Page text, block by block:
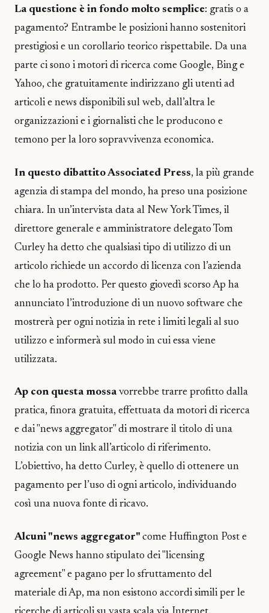
La questione è in fondo molto semplice: gratis o a
pagamento? Entrambe le posizioni hanno sostenitori
prestigiosi e un corollario teorico rispettabile. Da una
parte ci sono i motori di ricerca come Google, Bing e
Yahoo, che gratuitamente indirizzano gli utenti ad
articoli e news disponibili sul web, dall’altra le
organizzazioni e i giornalisti che le producono e
temono per la loro sopravvivenza economica.
In questo dibattito Associated Press, la più grande
agenzia di stampa del mondo, ha preso una posizione
chiara. In un’intervista data al New York Times, il
direttore generale e amministratore delegato Tom
Curley ha detto che qualsiasi tipo di utilizzo di un
articolo richiede un accordo di licenza con l’azienda
che lo ha prodotto. Per questo giovedì scorso Ap ha
annunciato l’introduzione di un nuovo software che
mostrerà per ogni notizia in rete i limiti legali al suo
utilizzo e informerà sul modo in cui essa viene
utilizzata.
Ap con questa mossavorrebbe trarre profitto dalla
pratica, finora gratuita, effettuata da motori di ricerca
e dai "news aggregator" di mostrare il titolo di una
notizia con un link all’articolo di riferimento.
L’obiettivo, ha detto Curley, è quello di ottenere un
pagamento per l’uso di ogni articolo, individuando
così una nuova fonte di ricavo.
Alcuni "news aggregator" come Huffington Post e
Google News hanno stipulato dei "licensing
agreement" e pagano per lo sfruttamento del
materiale di Ap, ma non esistono accordi simili per le